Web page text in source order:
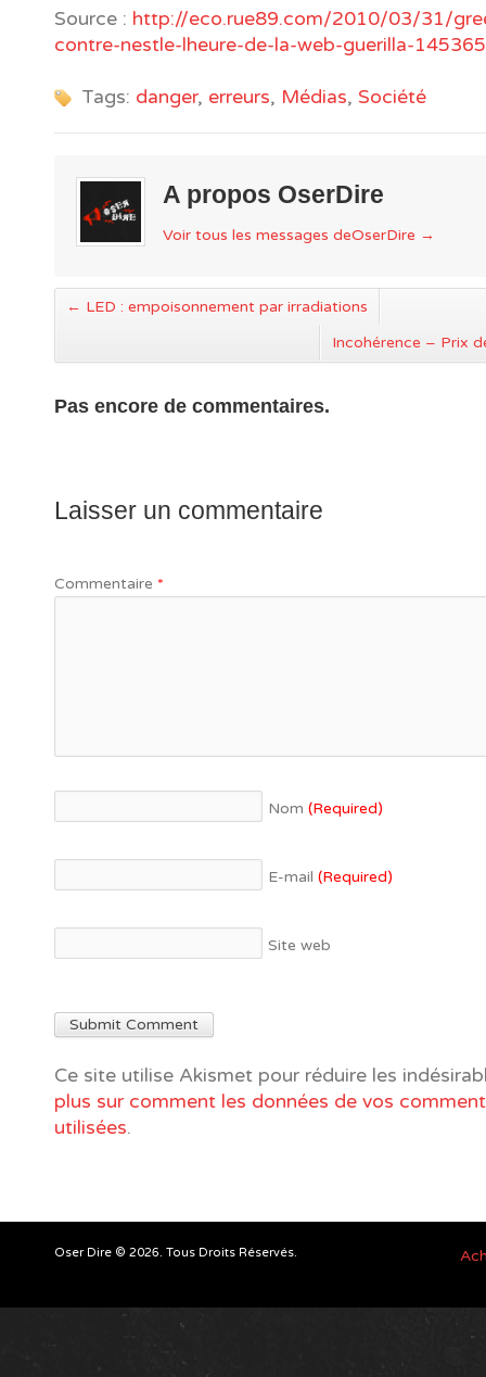
Source : http://eco.rue89.com/2010/03/31/
contre-nestle-lheure-de-la-web-guerilla-145365
Tags: danger, erreurs, Médias, Société
A propos OserDire
Voir tous les messages deOserDire →
← LED : empoisonnement par irradiations
Incohérence – Prix
Pas encore de commentaires.
Laisser un commentaire
Commentaire *
Nom (Required)
E-mail (Required)
Site web
Ce site utilise Akismet pour réduire les
plus sur comment les données de vos
utilisées.
Oser Dire © 2026. Tous Droits Réservés.